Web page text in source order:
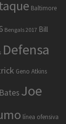
Baltimore
Bengals 2017 Bill
Defensa
Geno Atkins
Joe
línea ofensiva